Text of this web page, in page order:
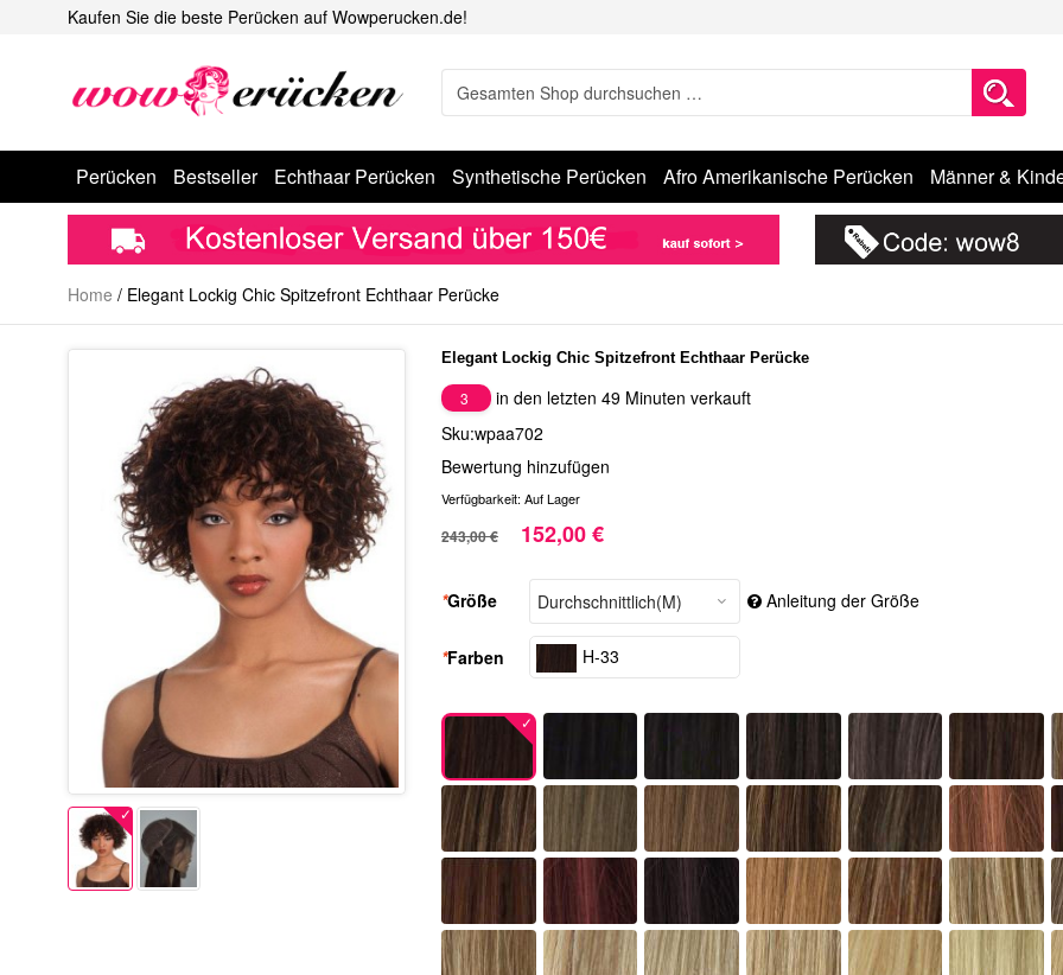
Kaufen Sie die beste Perücken auf Wowperucken.de!
Perücken Bestseller Echthaar Perücken Synthetische Perücken Afro Amerikanische Perücken Männer &
Home / Elegant Lockig Chic Spitzefront Echthaar Perücke
Elegant Lockig Chic Spitzefront Echthaar Perücke
3
in den letzten 49 Minuten verkauft
Sku:wpaa702
Bewertung hinzufügen
Verfügbarkeit: Auf Lager
243,00 € 152,00 €
*Größe Anleitung der Größe
*Farben H-33